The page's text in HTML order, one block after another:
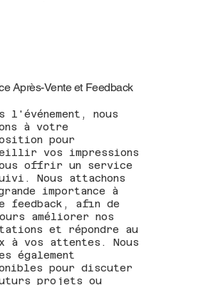
Après-Vente et Feedback
l'événement, nous
à votre
pour
vos impressions
offrir un service
Nous attachons
importance à
feedback, afin de
améliorer nos
et répondre au
à vos attentes. Nous
également
pour discuter
projets ou